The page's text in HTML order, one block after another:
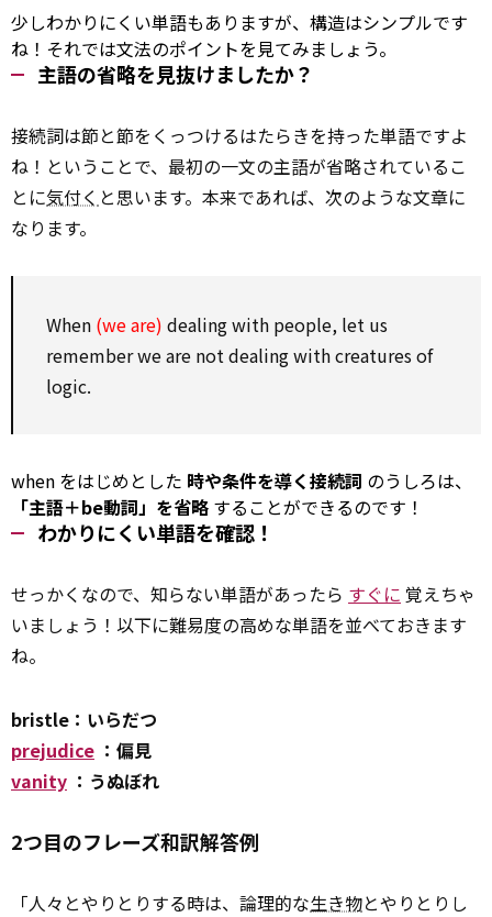
少しわかりにくい単語もありますが、構造はシンプルです
ね！それでは文法のポイントを見てみましょう。
主語の省略を見抜けましたか？
接続詞は節と節をくっつけるはたらきを持った単語ですよ
ね！ということで、最初の一文の主語が省略されているこ
とに気付く と思います。本来であれば、次のような文章に
なります。
When (we are) dealingwith people, let us
remember we are notdealingwithcreatures of
logic.
when をはじめとした 時や条件を導く接続詞 のうしろは、
「主語＋be動詞」を省略 することができるのです！
わかりにくい単語を確認！
せっかくなので、知らない単語があったら すぐに 覚えちゃ
いましょう！以下に難易度の高めな単語を並べておきます
ね。
bristle：いらだつ
prejudice ：偏見
vanity ：うぬぼれ
2つ目のフレーズ和訳解答例
「人々とやりとりする時は、論理的な生き物とやりとりし